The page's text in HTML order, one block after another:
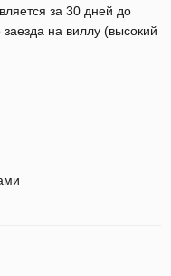
за 30 дней до
на виллу (высокий